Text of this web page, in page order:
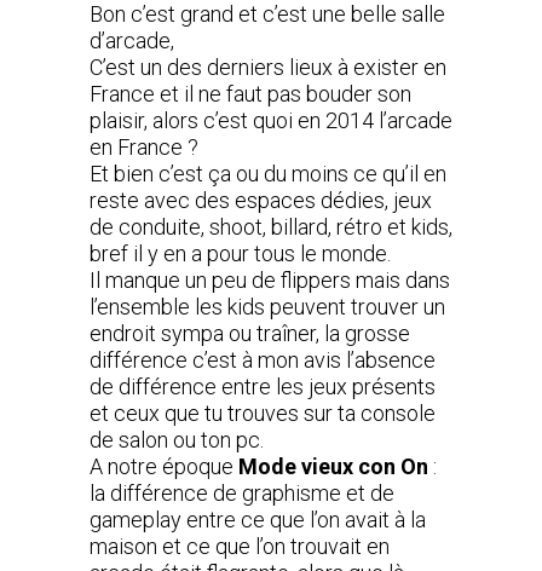
Bon c’est grand et c’est une belle salle
d’arcade,
C’est un des derniers lieux à exister en
France et il ne faut pas bouder son
plaisir, alors c’est quoi en 2014 l’arcade
en France ?
Et bien c’est ça ou du moins ce qu’il en
reste avec des espaces dédies, jeux
de conduite, shoot, billard, rétro et kids,
bref il y en a pour tous le monde.
Il manque un peu de flippers mais dans
l’ensemble les kids peuvent trouver un
endroit sympa ou traîner, la grosse
différence c’est à mon avis l’absence
de différence entre les jeux présents
et ceux que tu trouves sur ta console
de salon ou ton pc.
A notre époque Mode vieux con On :
la différence de graphisme et de
gameplay entre ce que l’on avait à la
maison et ce que l’on trouvait en